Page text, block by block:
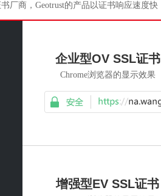
厂商，Geotrust的产品以证书响应速
企业型OV SSL证书
Chrome浏览器的显示效果
增强型EV SSL证书